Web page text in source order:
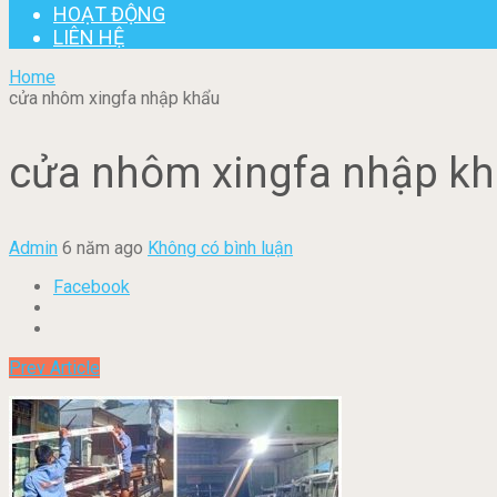
HOẠT ĐỘNG
LIÊN HỆ
Home
cửa nhôm xingfa nhập khẩu
cửa nhôm xingfa nhập
Admin 6 năm ago Không có bình luận
Facebook
Prev Article